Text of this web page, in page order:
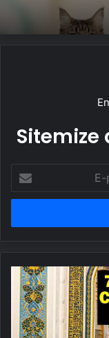
Sitemize
posta
adresinizi
Şubat
2025
Cuma
Hutbesi